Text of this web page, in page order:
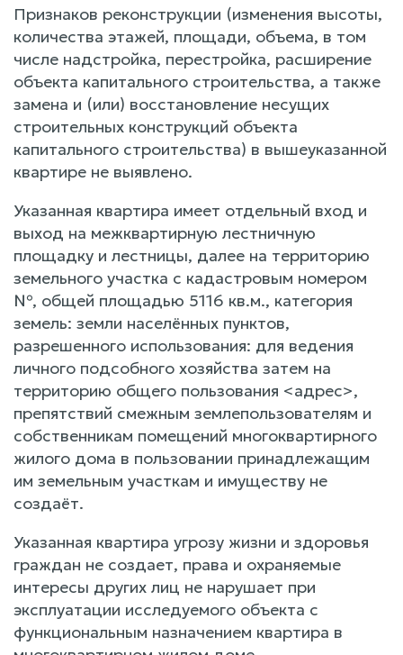
Признаков реконструкции (изменения высоты,
количества этажей, площади, объема, в том
числе надстройка, перестройка, расширение
объекта капитального строительства, а также
замена и (или) восстановление несущих
строительных конструкций объекта
капитального строительства) в вышеуказанной
квартире не выявлено.
Указанная квартира имеет отдельный вход и
выход на межквартирную лестничную
площадку и лестницы, далее на территорию
земельного участка с кадастровым номером
№, общей площадью 5116 кв.м., категория
земель: земли населённых пунктов,
разрешенного использования: для ведения
личного подсобного хозяйства затем на
территорию общего пользования <адрес>,
препятствий смежным землепользователям и
собственникам помещений многоквартирного
жилого дома в пользовании принадлежащим
им земельным участкам и имуществу не
создаёт.
Указанная квартира угрозу жизни и здоровья
граждан не создает, права и охраняемые
интересы других лиц не нарушает при
эксплуатации исследуемого объекта с
функциональным назначением квартира в